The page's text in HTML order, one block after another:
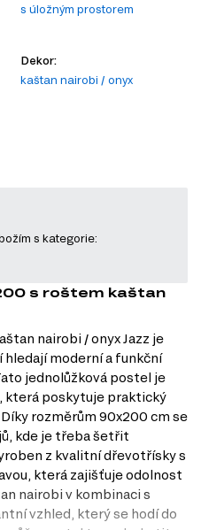
s úložným prostorem
Dekor:
kaštan nairobi / onyx
s kategorie:
s roštem kaštan
nairobi / onyx Jazz je
moderní a funkční
jednolůžková postel je
která poskytuje praktický
rozměrům 90x200 cm se
kde je třeba šetřit
z kvalitní dřevotřísky s
která zajišťuje odolnost
nairobi v kombinaci s
vzhled, který se hodí do